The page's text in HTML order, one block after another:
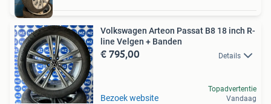
Volkswagen Arteon Passat B8 18 inch R-
line Velgen + Banden
€ 795,00 Details
Bezoek website
Topadvertentie
Vandaag